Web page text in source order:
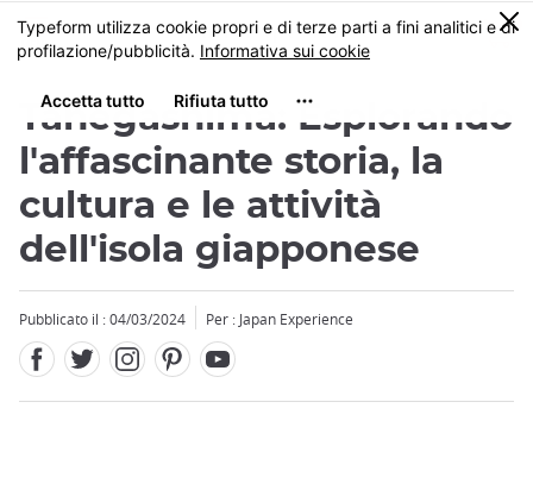
Skip
to
content
MENU
0
Tanegashima: Esplorando
l'affascinante storia, la
cultura e le attività
dell'isola giapponese
Pubblicato il : 04/03/2024 Per : Japan Experience